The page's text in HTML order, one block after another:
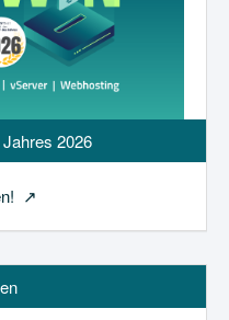
2026